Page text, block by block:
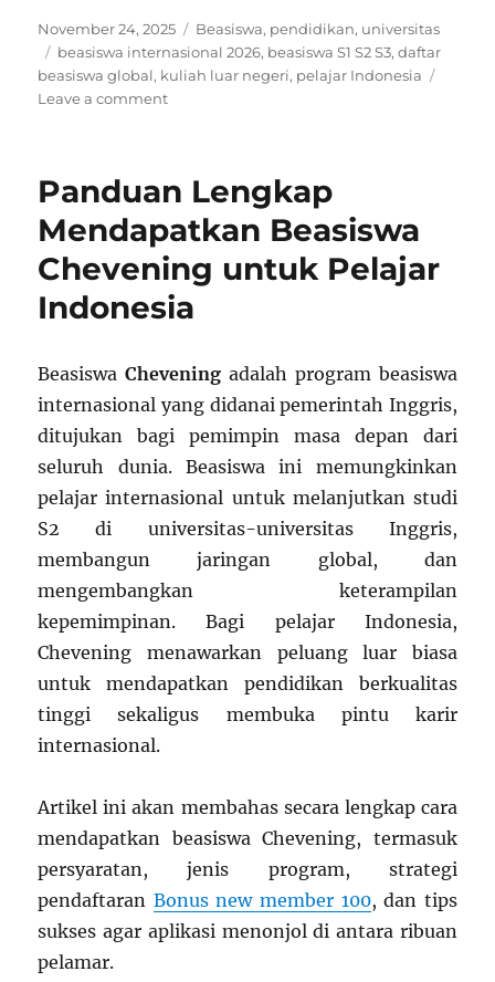
Posted
on
November 24, 2025 Categories
Beasiswa, pendidikan, universitas
Tags
beasiswa internasional 2026, beasiswa S1 S2 S3,daftar
beasiswa global, kuliah luar negeri, pelajar Indonesia
Leave a commenton
Luar
2026
yang
Cocok
untuk
Panduan Lengkap
Mendapatkan Beasiswa
Chevening untuk Pelajar
Indonesia
BeasiswaChevening adalah program beasiswa
internasional yang didanai pemerintah Inggris,
ditujukan bagi pemimpin masa depan dari
seluruh dunia. Beasiswa ini memungkinkan
pelajar internasional untuk melanjutkan studi
S2 di universitas-universitas Inggris,
membangun jaringan global, dan
mengembangkan keterampilan
kepemimpinan. Bagi pelajar Indonesia,
Chevening menawarkan peluang luar biasa
untuk mendapatkan pendidikan berkualitas
tinggi sekaligus membuka pintu karir
internasional.
Artikel ini akan membahas secara lengkap cara
mendapatkan beasiswa Chevening, termasuk
persyaratan, jenis program, strategi
pendaftaran Bonus new member 100, dan tips
sukses agar aplikasi menonjol di antara ribuan
pelamar.